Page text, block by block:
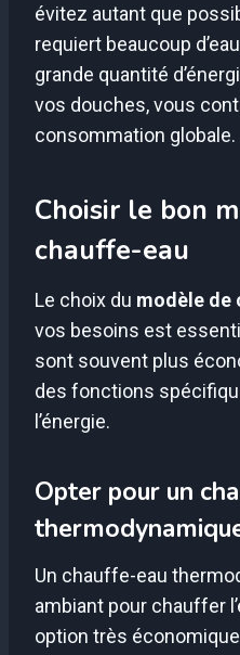
évitez autant que
requiert beaucoup
grande quantité
vos douches, vous
consommation globale.
Choisir le bon
chauffe-eau
Le choix du modèle de
vos besoins est
sont souvent plus
des fonctions
l’énergie.
Opter pour un
Un chauffe-eau
ambiant pour chauffer
option très